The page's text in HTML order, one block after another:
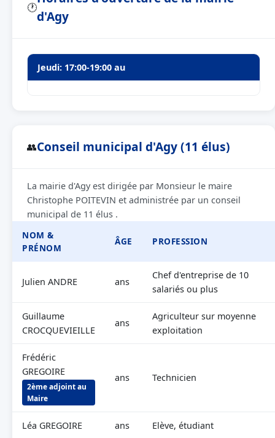
🕐
d'Agy
Jeudi: 17:00-19:00 au
👥Conseil municipal d'Agy (11 élus)
La mairie d'Agy est dirigée par Monsieur le maire
Christophe POITEVIN et administrée par un conseil
municipal de 11 élus .
NOM &
PRÉNOM
ÂGE PROFESSION
Julien ANDRE ans
Chef d'entreprise de 10
salariés ou plus
Guillaume
CROCQUEVIEILLE
ans
Agriculteur sur moyenne
exploitation
Frédéric
GREGOIRE
2ème adjoint au
Maire
ans Technicien
Léa GREGOIRE ans Elève, étudiant